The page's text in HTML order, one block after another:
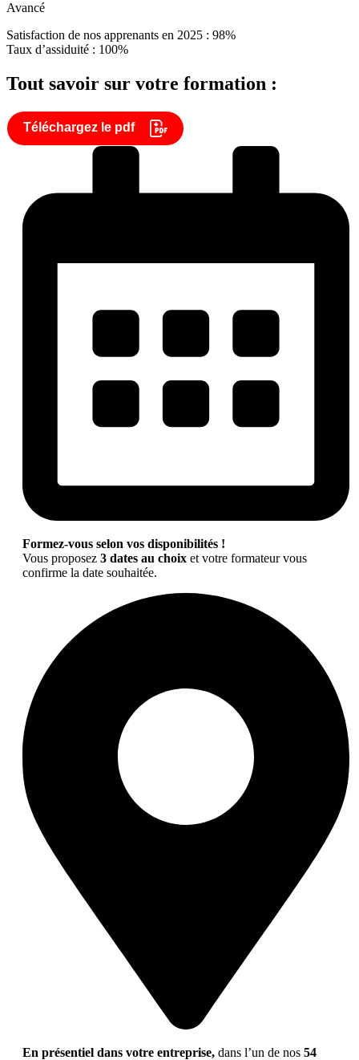
Avancé
Satisfaction de nos apprenants en 2025 : 98%
Taux d’assiduité : 100%
Tout savoir sur votre formation :
Téléchargez le pdf
Formez-vous selon vos disponibilités !
Vous proposez 3 dates au choix et votre formateur vous
confirme la date souhaitée.
En présentiel dans votre entreprise, dans l’un de nos 54